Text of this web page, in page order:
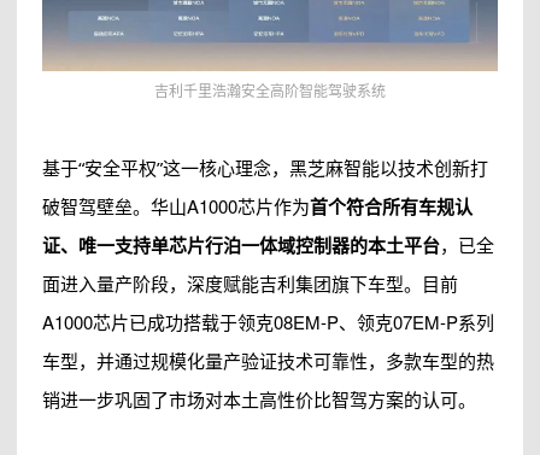
吉利千里浩瀚安全高阶智能驾驶系统
基于“安全平权”这一核心理念，黑芝麻智能以技术创新打
破智驾壁垒。华山A1000芯片作为首个符合所有车规认
证、唯一支持单芯片行泊一体域控制器的本土平台，已全
面进入量产阶段，深度赋能吉利集团旗下车型。目前
A1000芯片已成功搭载于领克08EM-P、领克07EM-P系列
车型，并通过规模化量产验证技术可靠性，多款车型的热
销进一步巩固了市场对本土高性价比智驾方案的认可。